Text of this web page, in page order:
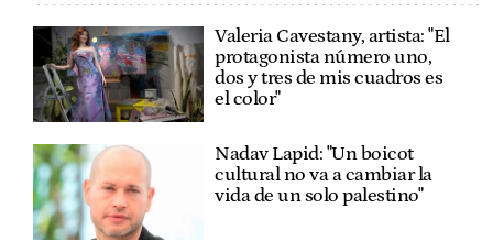
Valeria Cavestany, artista: "El
protagonista número uno,
dos y tres de mis cuadros es
el color"
Nadav Lapid: "Un boicot
cultural no va a cambiar la
vida de un solo palestino"